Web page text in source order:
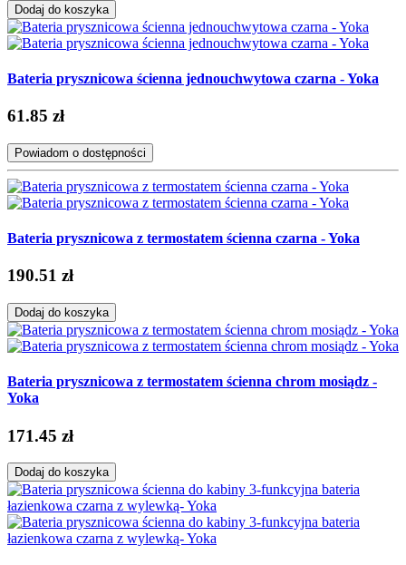
Dodaj do koszyka
Bateria prysznicowa ścienna jednouchwytowa czarna - Yoka
61.85 zł
Powiadom o dostępności
Bateria prysznicowa z termostatem ścienna czarna - Yoka
190.51 zł
Dodaj do koszyka
Bateria prysznicowa z termostatem ścienna chrom mosiądz -
Yoka
171.45 zł
Dodaj do koszyka